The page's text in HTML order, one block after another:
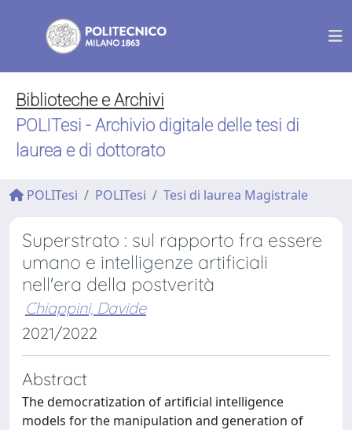
Biblioteche e Archivi
POLITesi - Archivio digitale delle tesi di
laurea e di dottorato
POLITesi POLITesi Tesi di laurea Magistrale
Superstrato : sul rapporto fra essere
umano e intelligenze artificiali
nell'era della postverità
Chiappini, Davide
2021/2022
Abstract
The democratization of artificial intelligence
models for the manipulation and generation of